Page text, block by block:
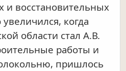
и восстановительных
когда
области стал А.В.
работы и
пришлось